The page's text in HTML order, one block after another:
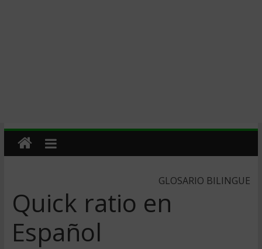
GLOSARIO BILINGUE
Quick ratio en
Español